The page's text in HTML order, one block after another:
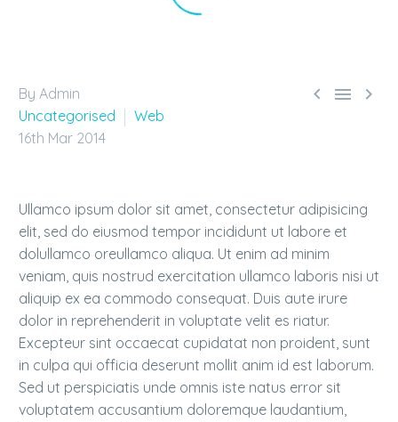
  
By Admin
Uncategorised
Web
16th Mar 2014
Ullamco ipsum dolor sit amet, consectetur adipisicing
elit, sed do eiusmod tempor incididunt ut labore et
dolullamco oreullamco aliqua. Ut enim ad minim
veniam, quis nostrud exercitation ullamco laboris nisi ut
aliquip ex ea commodo consequat. Duis aute irure
dolor in reprehenderit in voluptate velit es riatur.
Excepteur sint occaecat cupidatat non proident, sunt
in culpa qui officia deserunt mollit anim id est laborum.
Sed ut perspiciatis unde omnis iste natus error sit
voluptatem accusantium doloremque laudantium,